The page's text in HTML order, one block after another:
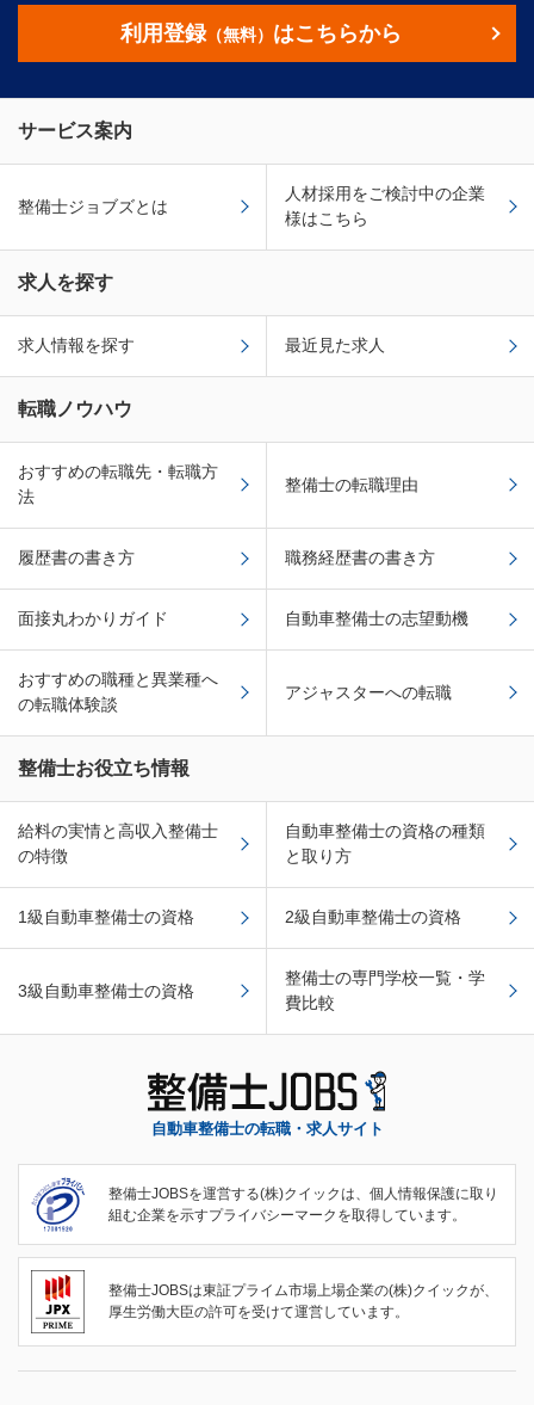
利用登録（無料） はこちらから
サービス案内
整備士ジョブズとは
人材採用をご検討中の企業
様はこちら
求人を探す
求人情報を探す 最近見た求人
転職ノウハウ
おすすめの転職先・転職方
法
整備士の転職理由
履歴書の書き方 職務経歴書の書き方
面接丸わかりガイド 自動車整備士の志望動機
おすすめの職種と異業種へ
の転職体験談
アジャスターへの転職
整備士お役立ち情報
給料の実情と高収入整備士
の特徴
自動車整備士の資格の種類
と取り方
1級自動車整備士の資格 2級自動車整備士の資格
3級自動車整備士の資格
整備士の専門学校一覧・学
費比較
自動車整備士の転職・求人サイト
整備士JOBSを運営する(株)クイックは、個人情報保護に取り
組む企業を示すプライバシーマークを取得しています。
整備士JOBSは東証プライム市場上場企業の(株)クイックが、
厚生労働大臣の許可を受けて運営しています。